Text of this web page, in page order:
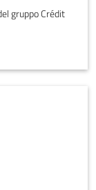
gruppo Crédit